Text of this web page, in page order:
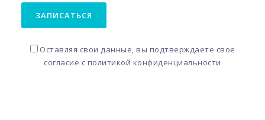
ЗАПИСАТЬСЯ
Оставляя свои данные, вы подтверждаете свое
согласие с политикой конфиденциальности